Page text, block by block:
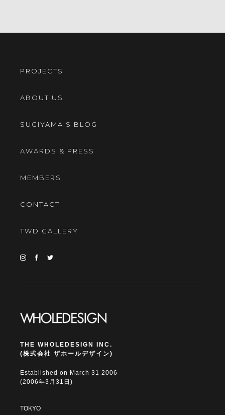
PROJECTS
ABOUT US
SUGIYAMA’S BLOG
AWARDS & PRESS
MEMBERS
CONTACT
TWD GALLERY
THE WHOLEDESIGN INC.
(株式会社 ザホールデザイン)
Established on March 31 2006
(2006年3月31日)
TOKYO